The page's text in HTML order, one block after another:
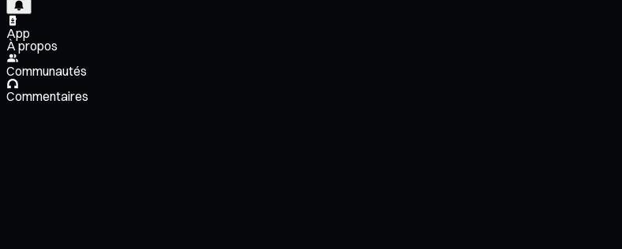
App
À propos
Communautés
Commentaires